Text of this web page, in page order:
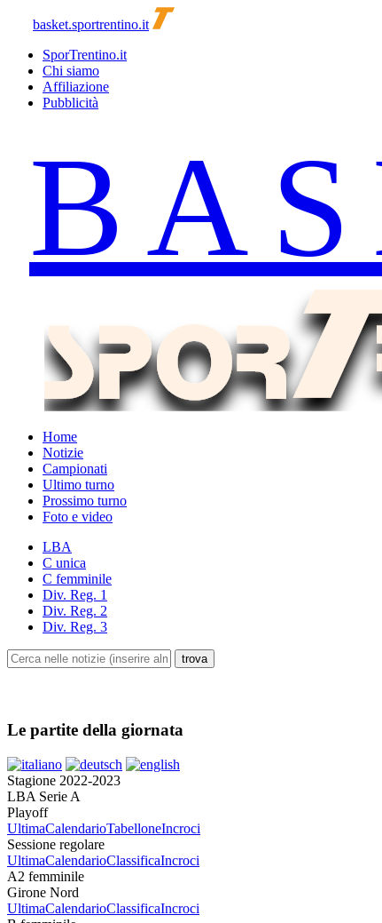
basket.sportrentino.it
SporTrentino.it
Chi siamo
Affiliazione
Pubblicità
Home
Notizie
Campionati
Ultimo turno
Prossimo turno
Foto e video
LBA
C unica
C femminile
Div. Reg. 1
Div. Reg. 2
Div. Reg. 3
Le partite della giornata
Stagione 2022-2023
LBA Serie A
Playoff
UltimaCalendarioTabelloneIncroci
Sessione regolare
UltimaCalendarioClassificaIncroci
A2 femminile
Girone Nord
UltimaCalendarioClassificaIncroci